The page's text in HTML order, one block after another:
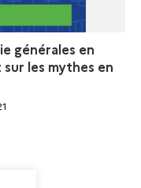
générales en
les mythes en